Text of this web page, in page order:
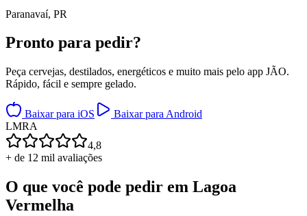
Paranavaí, PR
Pronto para pedir?
Peça cervejas, destilados, energéticos e muito mais pelo app JÃO.
Rápido, fácil e sempre gelado.
Baixar para iOS
Baixar para Android
LMRA
4,8
+ de 12 mil avaliações
O que você pode pedir em Lagoa
Vermelha